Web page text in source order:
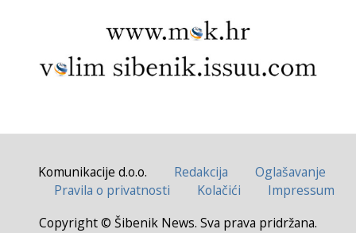
Komunikacije d.o.o. Redakcija
Oglašavanje
Pravila o privatnosti
Kolačići
Impressum
Copyright © Šibenik News. Sva prava pridržana.